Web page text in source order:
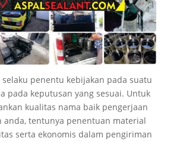
selaku penentu kebijakan pada suatu
pada keputusan yang sesuai. Untuk
kualitas nama baik pengerjaan
anda, tentunya penentuan material
serta ekonomis dalam pengiriman